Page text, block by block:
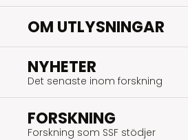
OM UTLYSNINGAR
NYHETER
Det senaste inom forskning
FORSKNING
Forskning som SSF stödjer